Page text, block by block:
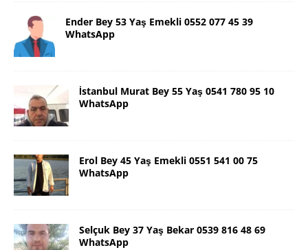
Ender Bey 53 Yaş Emekli 0552 077 45 39
WhatsApp
İstanbul Murat Bey 55 Yaş 0541 780 95 10
WhatsApp
Erol Bey 45 Yaş Emekli 0551 541 00 75
WhatsApp
Selçuk Bey 37 Yaş Bekar 0539 816 48 69
WhatsApp